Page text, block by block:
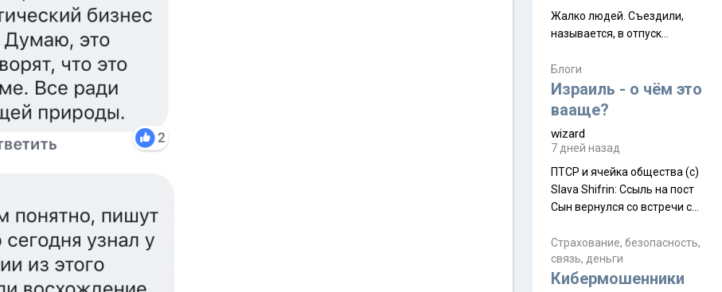
Жалко людей. Съездили,
называется, в отпуск...
Блоги
Израиль - о чём это
вааще?
wizard
7 дней назад
ПТСР и ячейка общества (с)
Slava Shifrin: Ссыль на пост
Сын вернулся со встречи с
уже, как демобилизовались,
а продолжают встречаться
почти каждую неделю) и с
Страхование, безопасность,
связь, деньги
Кибермошенники